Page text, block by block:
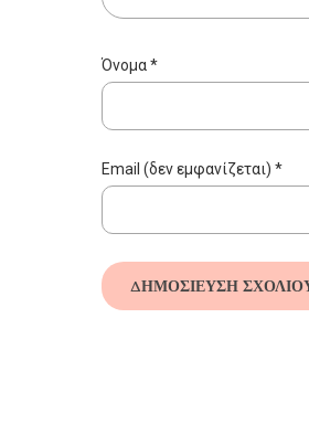
Όνομα*
Email (δεν εμφανίζεται) *